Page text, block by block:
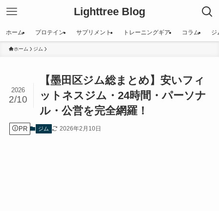
Lighttree Blog
ホーム プロテイン サプリメント トレーニングギア コラム ジ
ホーム ジム
【墨田区ジム総まとめ】安いフィ
ットネスジム・24時間・パーソナ
ル・公営を完全網羅！
2026
2/10
PR ジム 2026年2月10日